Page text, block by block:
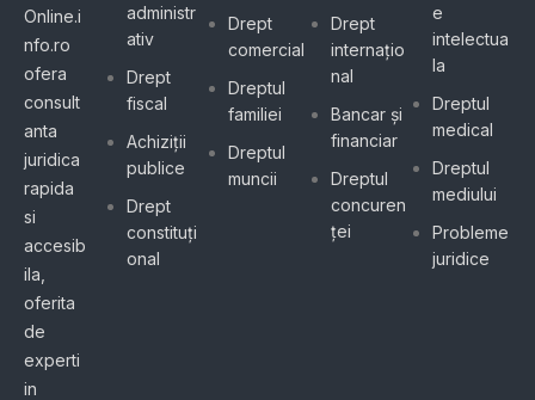
Online.i
nfo.ro
ofera
consult
anta
juridica
rapida
si
accesib
ila,
oferita
de
experti
in
administr
ativ
Drept
fiscal
Achiziții
publice
Drept
constituți
onal
Drept
comercial
Dreptul
familiei
Dreptul
muncii
Drept
internațio
nal
Bancar și
financiar
Dreptul
concuren
ței
e
intelectua
la
Dreptul
medical
Dreptul
mediului
Probleme
juridice